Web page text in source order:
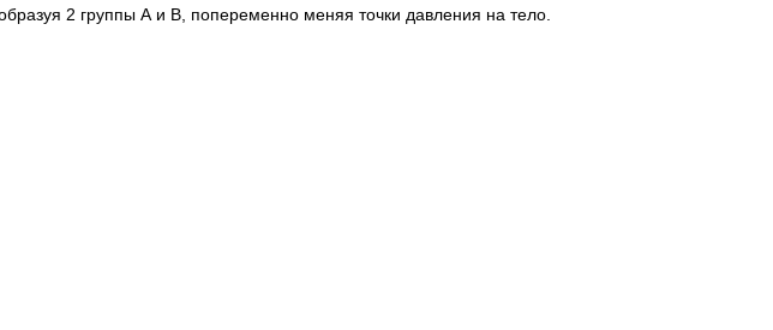
2 группы А и В, попеременно меняя точки давления на тело.